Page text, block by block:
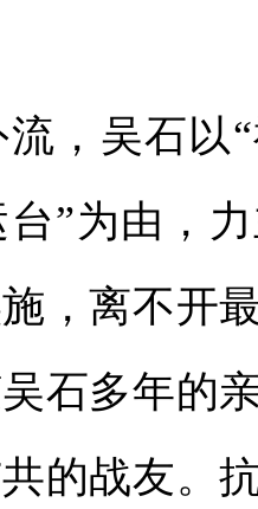
吴石以“
”为由，力
，离不开
石多年的
的战友。